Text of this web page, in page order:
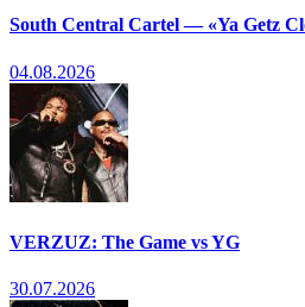
South Central Cartel — «Ya Getz
04.08.2026
VERZUZ: The Game vs YG
30.07.2026